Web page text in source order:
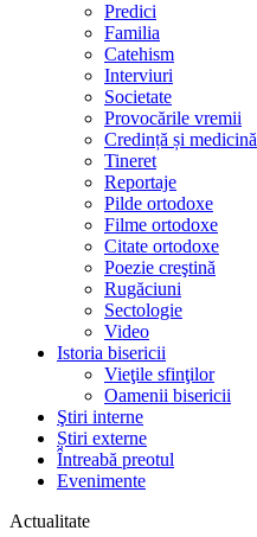
Predici
Familia
Catehism
Interviuri
Societate
Provocările vremii
Credință și medicină
Tineret
Reportaje
Pilde ortodoxe
Filme ortodoxe
Citate ortodoxe
Poezie creştină
Rugăciuni
Sectologie
Video
Istoria bisericii
Vieţile sfinţilor
Oamenii bisericii
Ştiri interne
Știri externe
Întreabă preotul
Evenimente
Actualitate